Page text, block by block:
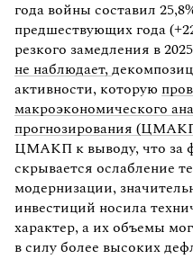
года войны составил
предшествующих года
резкого замедления в
не наблюдает,
активности, которую
макроэкономического
прогнозирования
ЦМАКП к выводу, что за
скрывается ослабление
модернизации,
инвестиций носила
характер, а их объемы
в силу более высоких